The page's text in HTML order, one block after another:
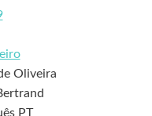
Oliveira
PT